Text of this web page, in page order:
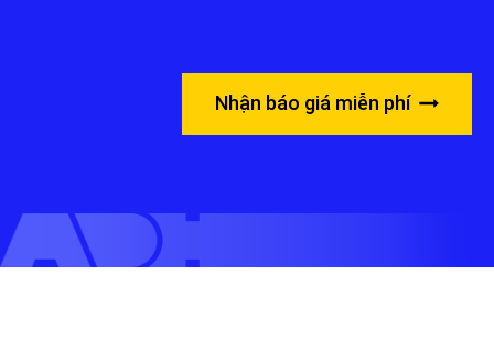
Nhận báo giá miễn phí